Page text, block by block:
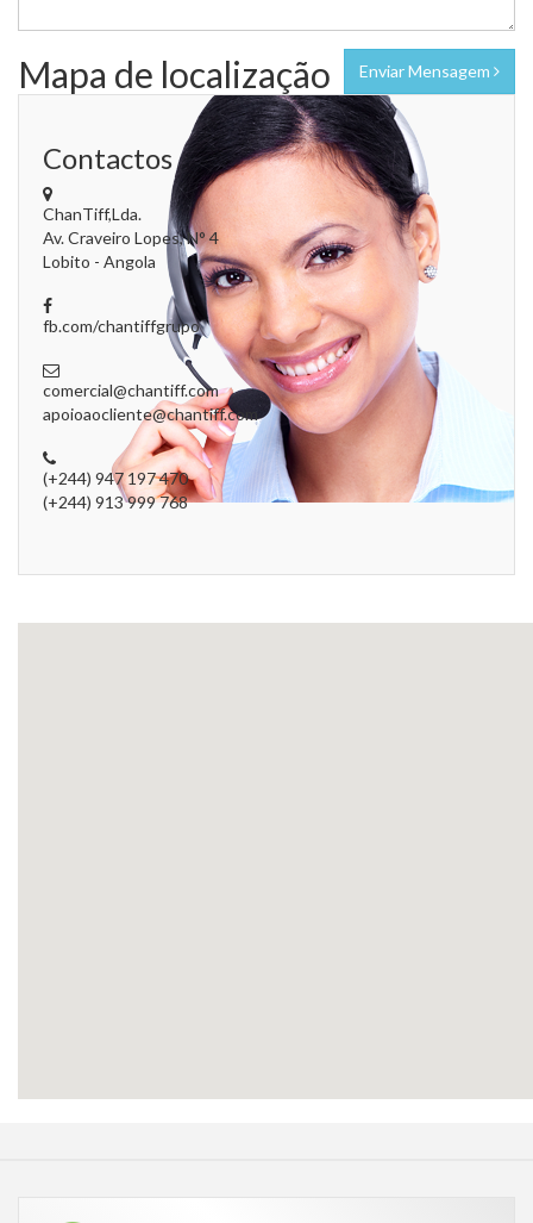
Enviar Mensagem
Contactos
ChanTiff,Lda.
Av. Craveiro Lopes, N° 4
Lobito - Angola
fb.com/chantiffgrupo
comercial@chantiff.com
apoioaocliente@chantiff.com
(+244) 947 197 470
(+244) 913 999 768
Mapa de localização